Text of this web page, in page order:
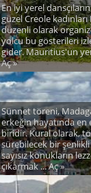
En iyi yerel
güzel Creole
düzenli olarak
yolcu bu gösterileri
gider. Mauritius'un
Aç »
Sünnet töreni,
erkeğin hayatında
biridir. Kural olarak,
sürebilecek bir
sayısız konukların
çıkarmak ... Aç »